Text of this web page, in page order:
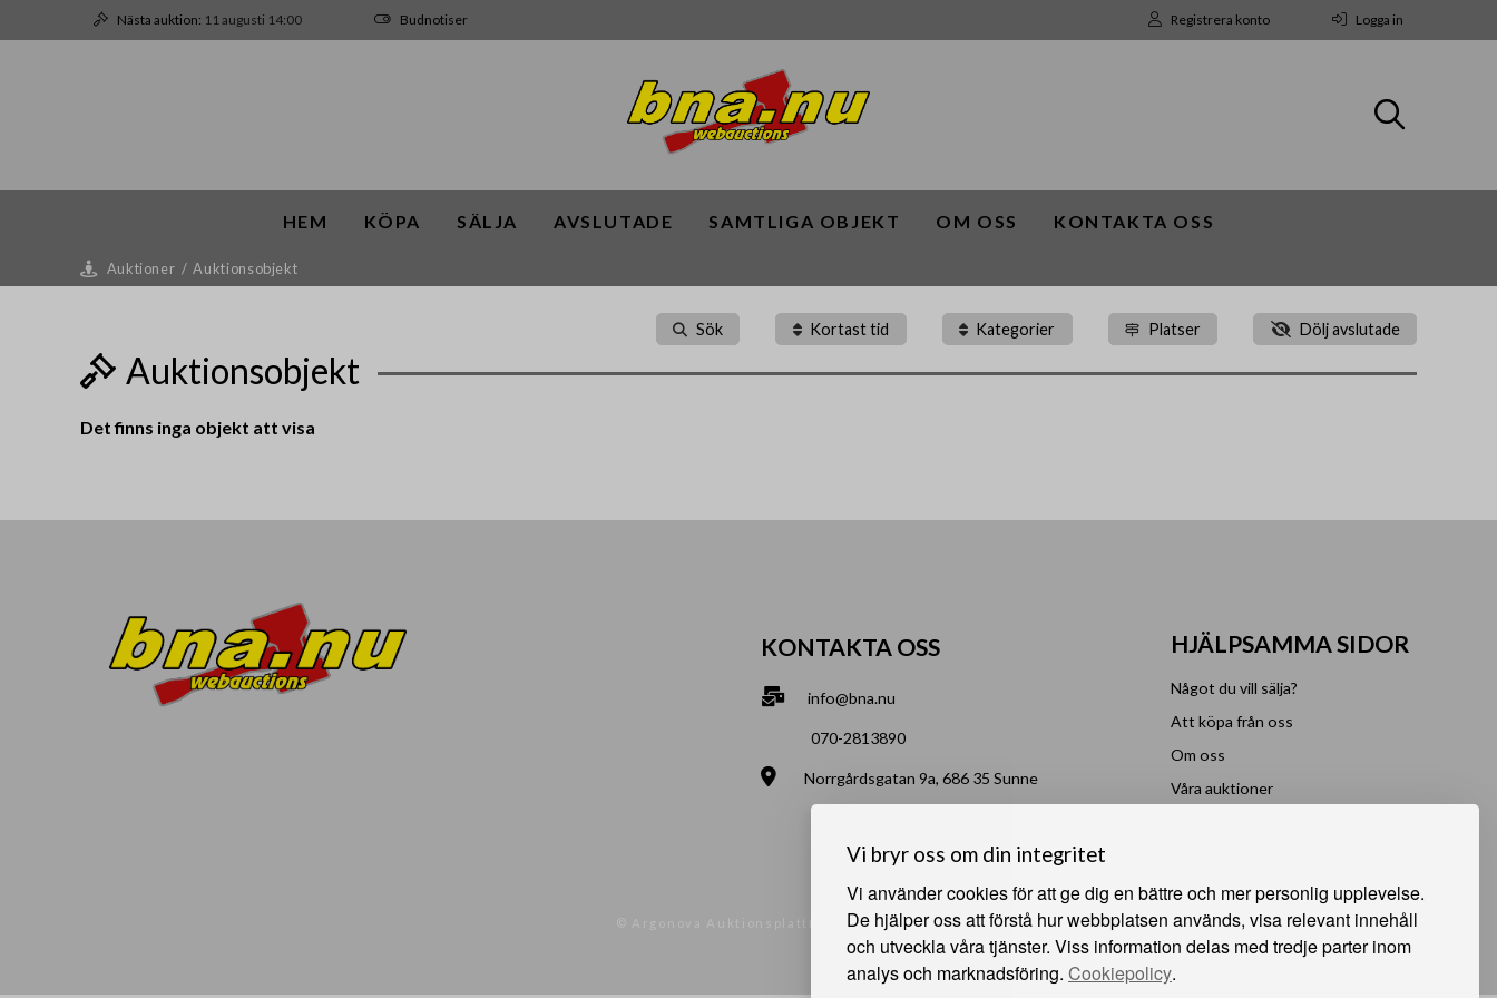
Vi bryr oss om din integritet
Vi använder cookies för att ge dig en bättre och mer personlig upplevelse.
De hjälper oss att förstå hur webbplatsen används, visa relevant innehåll
och utveckla våra tjänster. Viss information delas med tredje parter inom
analys och marknadsföring. Cookiepolicy.
Nästa auktion: 11 augusti 14:00 Budnotiser Registrera konto Logga in
HEM KÖPA SÄLJA AVSLUTADE SAMTLIGA OBJEKT OM OSS KONTAKTA OSS
Auktioner / Auktionsobjekt
Sök Kortast tid Kategorier Platser Dölj avslutade
Auktionsobjekt
Det finns inga objekt att visa
KONTAKTA OSS
info@bna.nu
070-2813890
Norrgårdsgatan 9a, 686 35 Sunne
HJÄLPSAMMA SIDOR
Något du vill sälja?
Att köpa från oss
Om oss
Våra auktioner
© Argonova Auktionsplattform 2026